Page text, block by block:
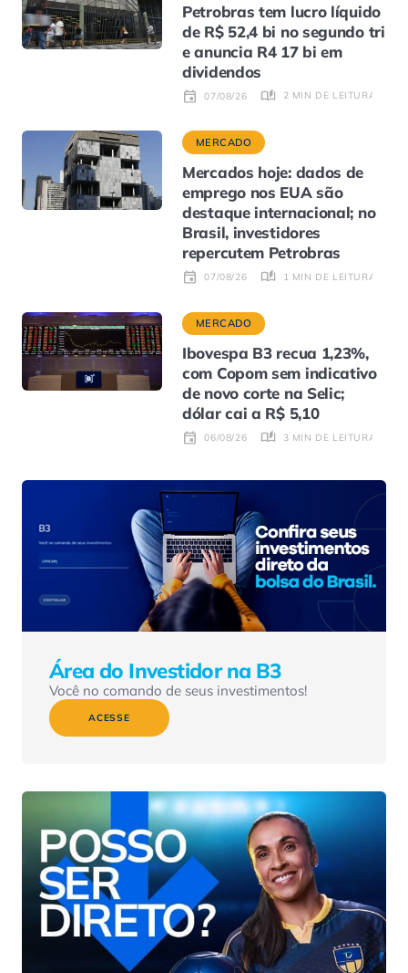
Petrobras tem lucro líquido
de R$ 52,4 bi no segundo tri
e anuncia R4 17 bi em
dividendos
07/08/26 2 MIN DE LEITURA
MERCADO
Mercados hoje: dados de
emprego nos EUA são
destaque internacional; no
Brasil, investidores
repercutem Petrobras
07/08/26 1 MIN DE LEITURA
MERCADO
Ibovespa B3 recua 1,23%,
com Copom sem indicativo
de novo corte na Selic;
dólar cai a R$ 5,10
06/08/26 3 MIN DE LEITURA
Área do Investidor na B3
Você no comando de seus investimentos!
ACESSE